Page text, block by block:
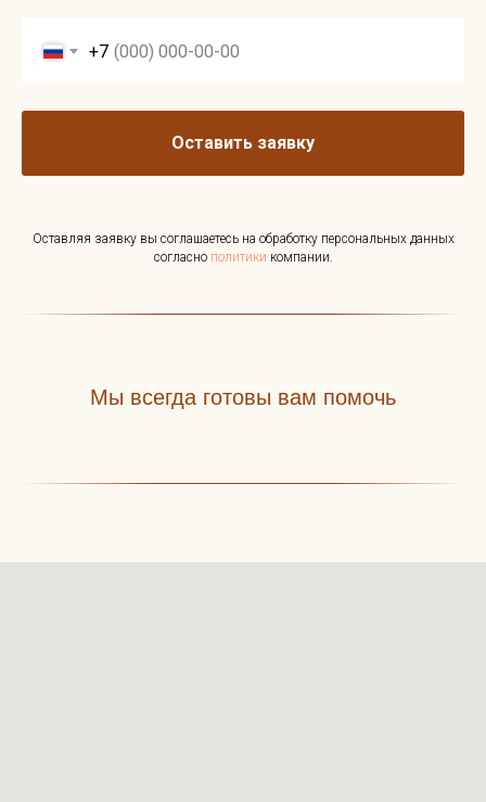
+7
Оставить заявку
Оставляя заявку вы соглашаетесь на обработку персональных данных
согласно политики компании.
Мы всегда готовы вам помочь